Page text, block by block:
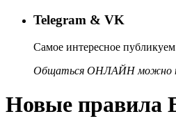
Telegram & VK
Самое интересное
Общаться ОНЛАЙН можно
Новые правила